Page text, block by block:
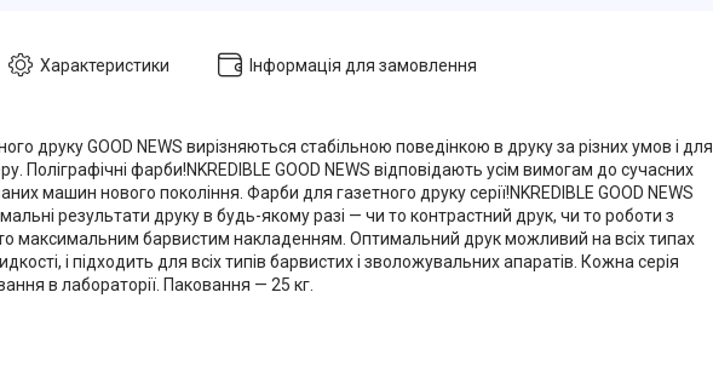
Характеристики Інформація для замовлення
друку GOOD NEWS вирізняються стабільною поведінкою в друку за різних умов і для
Поліграфічні фарби!NKREDIBLE GOOD NEWS відповідають усім вимогам до сучасних
машин нового покоління. Фарби для газетного друку серії!NKREDIBLE GOOD NEWS
результати друку в будь-якому разі — чи то контрастний друк, чи то роботи з
максимальним барвистим накладенням. Оптимальний друк можливий на всіх типах
і підходить для всіх типів барвистих і зволожувальних апаратів. Кожна серія
в лабораторії. Паковання — 25 кг.